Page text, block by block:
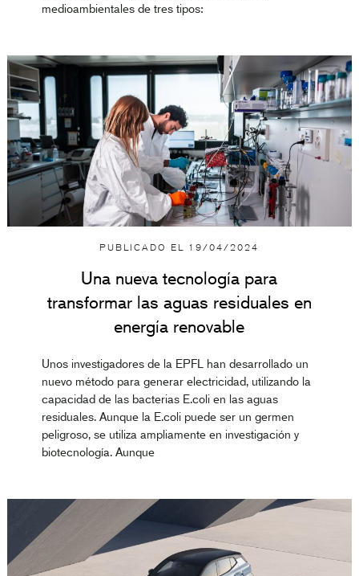
medioambientales de tres tipos:
PUBLICADO EL 19/04/2024
Una nueva tecnología para
transformar las aguas residuales en
energía renovable
Unos investigadores de la EPFL han desarrollado un
nuevo método para generar electricidad, utilizando la
capacidad de las bacterias E.coli en las aguas
residuales. Aunque la E.coli puede ser un germen
peligroso, se utiliza ampliamente en investigación y
biotecnología. Aunque